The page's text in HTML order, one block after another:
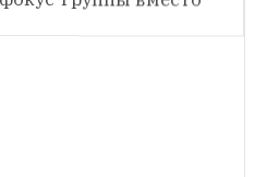
проездные